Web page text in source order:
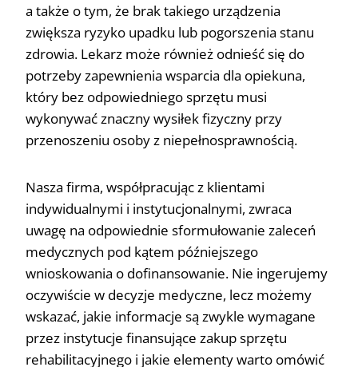
a także o tym, że brak takiego urządzenia
zwiększa ryzyko upadku lub pogorszenia stanu
zdrowia. Lekarz może również odnieść się do
potrzeby zapewnienia wsparcia dla opiekuna,
który bez odpowiedniego sprzętu musi
wykonywać znaczny wysiłek fizyczny przy
przenoszeniu osoby z niepełnosprawnością.
Nasza firma, współpracując z klientami
indywidualnymi i instytucjonalnymi, zwraca
uwagę na odpowiednie sformułowanie zaleceń
medycznych pod kątem późniejszego
wnioskowania o dofinansowanie. Nie ingerujemy
oczywiście w decyzje medyczne, lecz możemy
wskazać, jakie informacje są zwykle wymagane
przez instytucje finansujące zakup sprzętu
rehabilitacyjnego i jakie elementy warto omówić